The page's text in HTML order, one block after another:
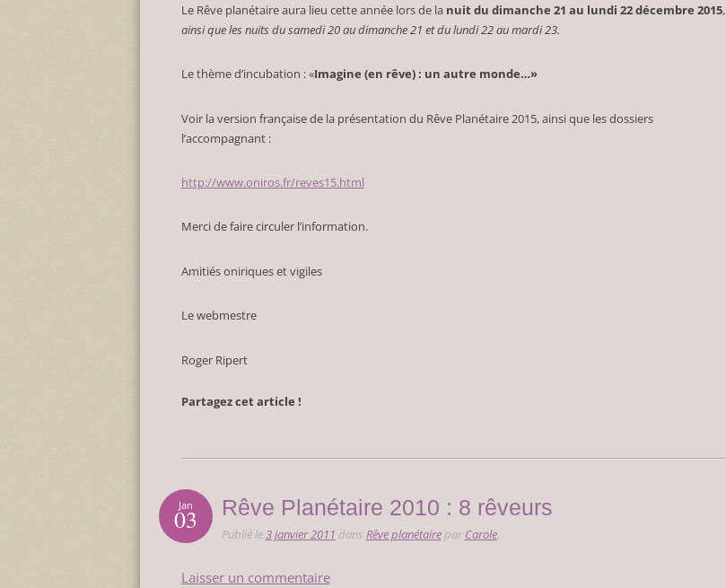
Le Rêve planétaire aura lieu cette année lors de la nuit du dimanche 21 au lundi 22 décembre 2015,
ainsi que les nuits du samedi 20 au dimanche 21 et du lundi 22 au mardi 23.
Le thème d’incubation : «Imagine (en rêve) : un autre monde…»
Voir la version française de la présentation du Rêve Planétaire 2015, ainsi que les dossiers
l’accompagnant :
http://www.oniros.fr/reves15.html
Merci de faire circuler l’information.
Amitiés oniriques et vigiles
Le webmestre
Roger Ripert
Partagez cet article !
Jan
03 Rêve Planétaire 2010 : 8 rêveurs
Publié le3 janvier 2011 dans Rêve planétairepar Carole.
Laisser un commentaire